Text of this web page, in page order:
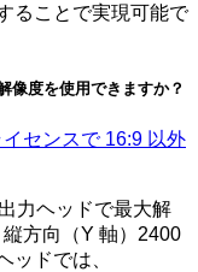
ることで実現可能で
像度を使用できますか？
センスで 16:9 以外
力ヘッドで最大解
方向（Y 軸）2400
ッドでは、